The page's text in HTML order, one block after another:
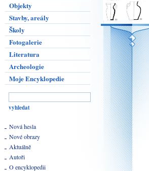
Objekty
Stavby, areály
Školy
Fotogalerie
Literatura
Archeologie
Moje Encyklopedie
Nová hesla
Nové obrazy
Aktuálně
Autoři
O encyklopedii